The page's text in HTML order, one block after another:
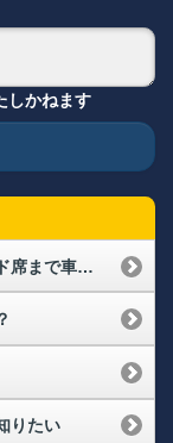
しかねます
メセナシートに申込みをしました。スタンド席まで車イス移動で席に着きたいが、車イスを置く所はありますか？
りたい